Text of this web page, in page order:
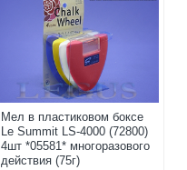
Мел в пластиковом боксе
Le Summit LS-4000 (72800)
4шт *05581* многоразового
действия (75г)